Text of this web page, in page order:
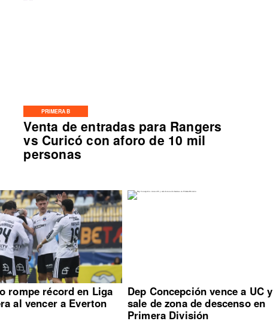
PRIMERA B
Venta de entradas para Rangers
vs Curicó con aforo de 10 mil
personas
rompe récord en Liga
al vencer a Everton
Dep Concepción vence a UC y
sale de zona de descenso en
Primera División